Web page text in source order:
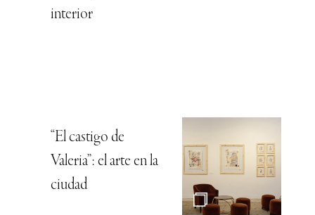
interior
“El castigo de
Valeria”: el arte en la
ciudad